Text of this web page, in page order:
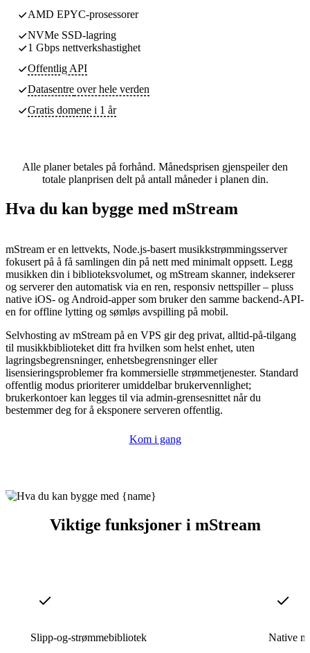
AMD EPYC-prosessorer
NVMe SSD-lagring
1 Gbps nettverkshastighet
Offentlig API
Datasentre over hele verden
Gratis domene i 1 år
Alle planer betales på forhånd. Månedsprisen gjenspeiler den
totale planprisen delt på antall måneder i planen din.
Hva du kan bygge med mStream
mStream er en lettvekts, Node.js-basert musikkstrømmingsserver
fokusert på å få samlingen din på nett med minimalt oppsett. Legg
musikken din i biblioteksvolumet, og mStream skanner, indekserer
og serverer den automatisk via en ren, responsiv nettspiller – pluss
native iOS- og Android-apper som bruker den samme backend-API-
en for offline lytting og sømløs avspilling på mobil.
Selvhosting av mStream på en VPS gir deg privat, alltid-på-tilgang
til musikkbiblioteket ditt fra hvilken som helst enhet, uten
lagringsbegrensninger, enhetsbegrensninger eller
lisensieringsproblemer fra kommersielle strømmetjenester. Standard
offentlig modus prioriterer umiddelbar brukervennlighet;
brukerkontoer kan legges til via admin-grensesnittet når du
bestemmer deg for å eksponere serveren offentlig.
Kom i gang
Viktige funksjoner i mStream
Slipp-og-strømmebibliotek Native